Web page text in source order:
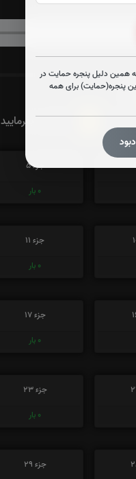
همین دلیل پنجره حمایت در
پنجره(حمایت) برای همه
بار
شماره
1 را قرائت بفرمایید
جزء 5
0 بار
جزء 11
0 بار
جزء 17
0 بار
جزء 23
0 بار
جزء 29